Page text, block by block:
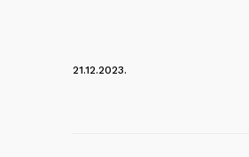
21.12.2023.